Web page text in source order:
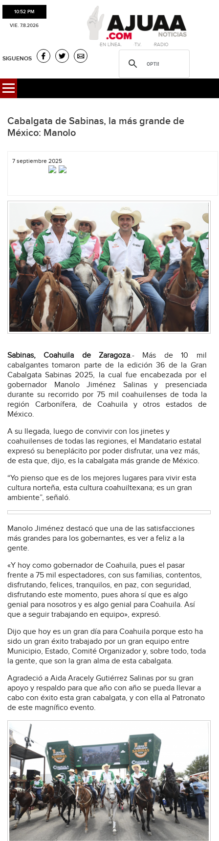
10:52 PM
VIE. 7.8.2026
·EN LÍNEA. ·T.V. ·RADIO
SIGUENOS
Cabalgata de Sabinas, la más grande de
México: Manolo
7 septiembre 2025
Sabinas, Coahuila de Zaragoza.- Más de 10 mil
cabalgantes tomaron parte de la edición 36 de la Gran
Cabalgata Sabinas 2025, la cual fue encabezada por el
gobernador Manolo Jiménez Salinas y presenciada
durante su recorrido por 75 mil coahuilenses de toda la
región Carbonífera, de Coahuila y otros estados de
México.
A su llegada, luego de convivir con los jinetes y
coahuilenses de todas las regiones, el Mandatario estatal
expresó su beneplácito por poder disfrutar, una vez más,
de esta que, dijo, es la cabalgata más grande de México.
“Yo pienso que es de los mejores lugares para vivir esta
cultura norteña, esta cultura coahuiltexana; es un gran
ambiente”, señaló.
Manolo Jiménez destacó que una de las satisfacciones
más grandes para los gobernantes, es ver a feliz a la
gente.
«Y hoy como gobernador de Coahuila, pues el pasar
frente a 75 mil espectadores, con sus familias, contentos,
disfrutando, felices, tranquilos, en paz, con seguridad,
disfrutando este momento, pues ahora sí que es algo
genial para nosotros y es algo genial para Coahuila. Así
que a seguir trabajando en equipo», expresó.
Dijo que hoy es un gran día para Coahuila porque esto ha
sido un gran éxito trabajado por un gran equipo entre
Municipio, Estado, Comité Organizador y, sobre todo, toda
la gente, que son la gran alma de esta cabalgata.
Agradeció a Aida Aracely Gutiérrez Salinas por su gran
apoyo y respaldo para que año con año se pueda llevar a
cabo con éxito esta gran cabalgata, y con ella al Patronato
de este magnífico evento.